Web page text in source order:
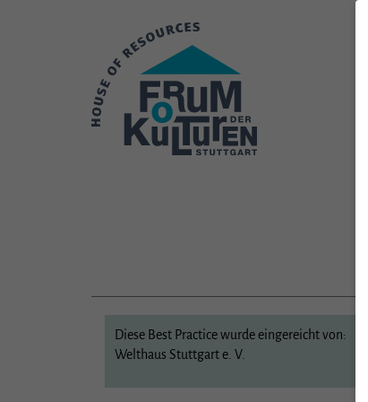
Diese Best Practice wurde eingereicht von:
Welthaus Stuttgart e. V.